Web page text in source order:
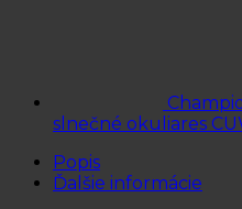
slnečné okuliares
Popis
Ďalšie informácie